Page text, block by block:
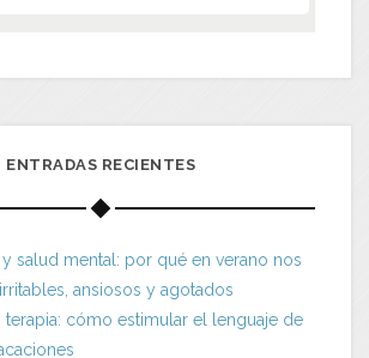
ENTRADAS RECIENTES
salud mental: por qué en verano nos
ansiosos y agotados
terapia: cómo estimular el lenguaje de